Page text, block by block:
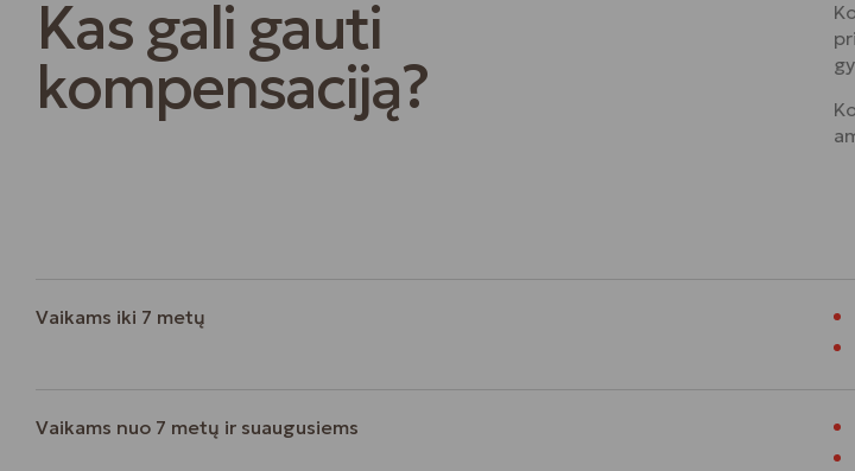
Kas gali gauti
kompensaciją?
Vaikams iki 7 metų
Vaikams nuo 7 metų ir suaugusiems